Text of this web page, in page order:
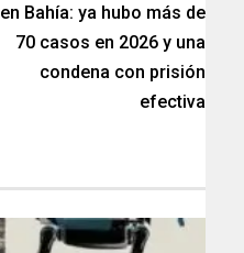
en Bahía: ya hubo más de
70 casos en 2026 y una
condena con prisión
efectiva​